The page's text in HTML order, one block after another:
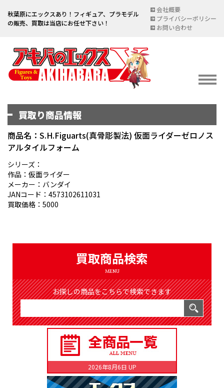
秋葉原にエックスあり！フィギュア、プラモデル
の販売、買取は当店にお任せ下さい！
会社概要
プライバシーポリシー
お問い合わせ
イベント情報
宅配買取のご案内
DELIVERY PURCHASE
買取お申し込み
ASSESSMENT
買取り商品情報
商品名：S.H.Figuarts(真骨彫製法) 仮面ライダーゼロノス
アルタイルフォーム
シリーズ：
作品：仮面ライダー
メーカー：バンダイ
JANコード：4573102611031
買取価格：5000
買取商品検索
MENU
お探しの商品をこちらで検索できます
2026年8月6日 UP